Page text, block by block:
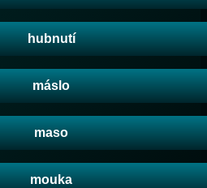
hubnutí
máslo
maso
mouka